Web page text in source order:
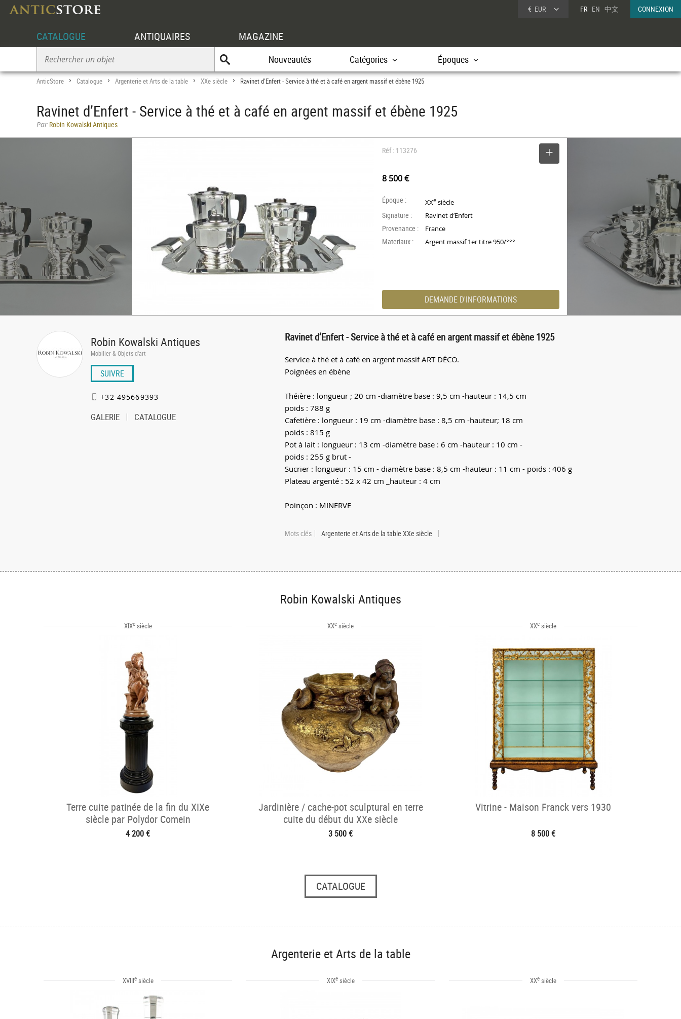
€ EUR FR EN 中文 CONNEXION
CATALOGUE ANTIQUAIRES MAGAZINE
Nouveautés Catégories Époques
AnticStore > Catalogue > Argenterie et Arts de la table > XXe siècle > Ravinet d’Enfert - Service à thé et à café en argent massif et ébène 1925
Ravinet d’Enfert - Service à thé et à café en argent massif et ébène 1925
Par Robin Kowalski Antiques
Réf : 113276
8 500 €
Époque : XXe siècle
Signature : Ravinet d’Enfert
Provenance : France
Materiaux : Argent massif 1er titre 950/°°°
DEMANDE D'INFORMATIONS
Robin Kowalski Antiques
Mobilier & Objets d'art
SUIVRE
+32 495669393
GALERIE CATALOGUE
Ravinet d’Enfert - Service à thé et à café en argent massif et ébène 1925
Service à thé et à café en argent massif ART DÉCO.
Poignées en ébène
Théière : longueur ; 20 cm -diamètre base : 9,5 cm -hauteur : 14,5 cm
poids : 788 g
Cafetière : longueur : 19 cm -diamètre base : 8,5 cm -hauteur; 18 cm
poids : 815 g
Pot à lait : longueur : 13 cm -diamètre base : 6 cm -hauteur : 10 cm -
poids : 255 g brut -
Sucrier : longueur : 15 cm - diamètre base : 8,5 cm -hauteur : 11 cm - poids : 406 g
Plateau argenté : 52 x 42 cm _hauteur : 4 cm
Poinçon : MINERVE
Mots clés Argenterie et Arts de la table XXe siècle
Robin Kowalski Antiques
XIXesiècle
Terre cuite patinée de la fin du XIXe
siècle par Polydor Comein
4 200 €
XXe siècle
Jardinière / cache-pot sculptural en terre
cuite du début du XXe siècle
3 500 €
XXe siècle
Vitrine - Maison Franck vers 1930
8 500 €
CATALOGUE
Argenterie et Arts de la table
XVIIIesiècle XIXesiècle XXe siècle